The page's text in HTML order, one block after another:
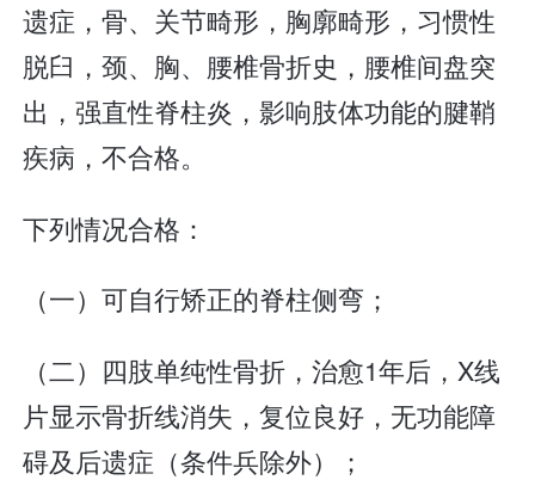
遗症，骨、关节畸形，胸廓畸形，习惯性
脱臼，颈、胸、腰椎骨折史，腰椎间盘突
出，强直性脊柱炎，影响肢体功能的腱鞘
疾病，不合格。
下列情况合格：
（一）可自行矫正的脊柱侧弯；
（二）四肢单纯性骨折，治愈1年后，X线
片显示骨折线消失，复位良好，无功能障
碍及后遗症（条件兵除外）；